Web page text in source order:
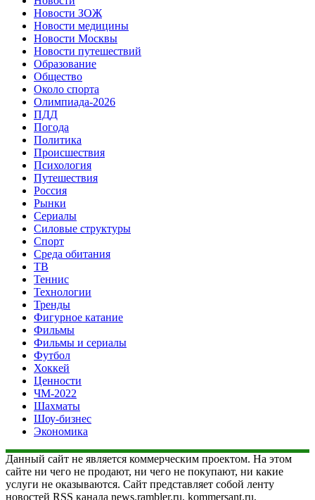
Новости ЗОЖ
Новости медицины
Новости Москвы
Новости путешествий
Образование
Общество
Около спорта
Олимпиада-2026
ПДД
Погода
Политика
Происшествия
Психология
Путешествия
Россия
Рынки
Сериалы
Силовые структуры
Спорт
Среда обитания
ТВ
Теннис
Технологии
Тренды
Фигурное катание
Фильмы
Фильмы и сериалы
Футбол
Хоккей
Ценности
ЧМ-2022
Шахматы
Шоу-бизнес
Экономика
Данный сайт не является коммерческим проектом. На этом
сайте ни чего не продают, ни чего не покупают, ни какие
услуги не оказываются. Сайт представляет собой ленту
новостей RSS канала news.rambler.ru, kommersant.ru,